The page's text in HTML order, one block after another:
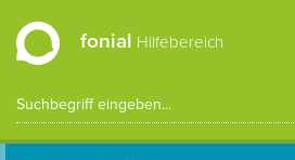
fonial Hilfebereich